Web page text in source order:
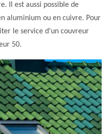
Il est aussi possible de
aluminium ou en cuivre. Pour
le service d'un couvreur
50.